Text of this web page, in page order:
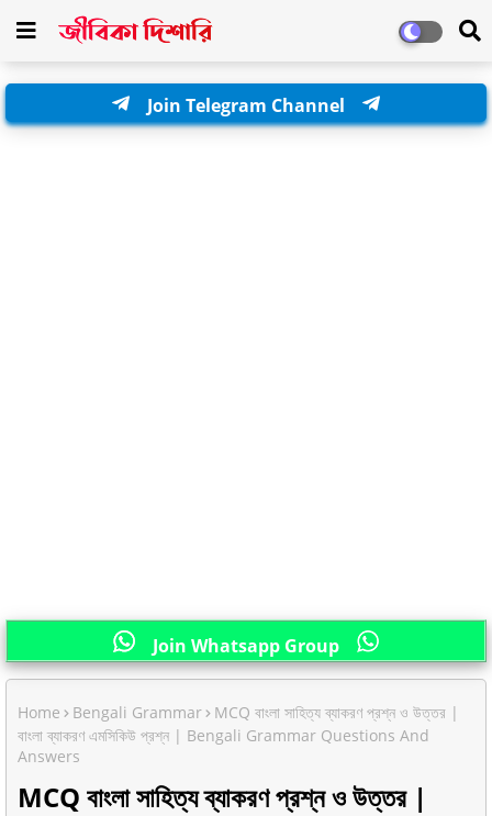
Join Telegram Channel
Join Whatsapp Group
Home Bengali Grammar
MCQ বাংলা সাহিত্য ব্যাকরণ প্রশ্ন ও উত্তর |
বাংলা ব্যাকরণ এমসিকিউ প্রশ্ন | Bengali Grammar Questions And
Answers
MCQ বাংলা সাহিত্য ব্যাকরণ প্রশ্ন ও উত্তর |